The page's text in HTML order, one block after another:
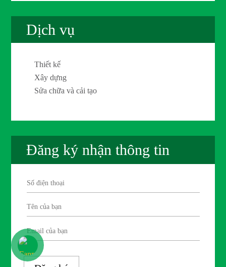
Dịch vụ
Thiết kế
Xây dựng
Sửa chữa và cải tạo
Đăng ký nhận thông tin